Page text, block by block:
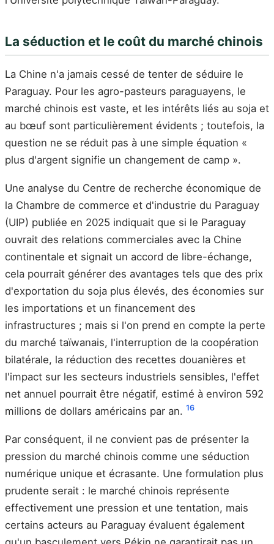
La séduction et le coût du marché chinois
La Chine n'a jamais cessé de tenter de séduire le
Paraguay. Pour les agro-pasteurs paraguayens, le
marché chinois est vaste, et les intérêts liés au soja et
au bœuf sont particulièrement évidents ; toutefois, la
question ne se réduit pas à une simple équation «
plus d'argent signifie un changement de camp ».
Une analyse du Centre de recherche économique de
la Chambre de commerce et d'industrie du Paraguay
(UIP) publiée en 2025 indiquait que si le Paraguay
ouvrait des relations commerciales avec la Chine
continentale et signait un accord de libre-échange,
cela pourrait générer des avantages tels que des prix
d'exportation du soja plus élevés, des économies sur
les importations et un financement des
infrastructures ; mais si l'on prend en compte la perte
du marché taïwanais, l'interruption de la coopération
bilatérale, la réduction des recettes douanières et
l'impact sur les secteurs industriels sensibles, l'effet
net annuel pourrait être négatif, estimé à environ 592
millions de dollars américains par an. 16
Par conséquent, il ne convient pas de présenter la
pression du marché chinois comme une séduction
numérique unique et écrasante. Une formulation plus
prudente serait : le marché chinois représente
effectivement une pression et une tentation, mais
certains acteurs au Paraguay évaluent également